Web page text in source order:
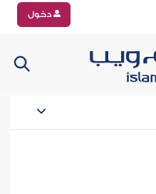
دخول